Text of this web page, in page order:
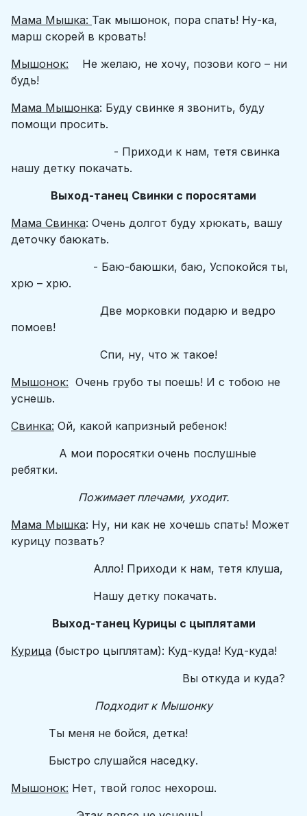
Мама Мышка: Так мышонок, пора спать! Ну-ка,
марш скорей в кровать!
Мышонок: Не желаю, не хочу, позови кого – ни
будь!
Мама Мышонка: Буду свинке я звонить, буду
помощи просить.
- Приходи к нам, тетя свинка
нашу детку покачать.
Выход-танец Свинки с поросятами
Мама Свинка: Очень долгот буду хрюкать, вашу
деточку баюкать.
- Баю-баюшки, баю, Успокойся ты,
хрю – хрю.
Две морковки подарю и ведро
помоев!
Спи, ну, что ж такое!
Мышонок: Очень грубо ты поешь! И с тобою не
уснешь.
Свинка: Ой, какой капризный ребенок!
А мои поросятки очень послушные
ребятки.
Пожимает плечами, уходит.
Мама Мышка: Ну, ни как не хочешь спать! Может
курицу позвать?
Алло! Приходи к нам, тетя клуша,
Нашу детку покачать.
Выход-танец Курицы с цыплятами
Курица (быстро цыплятам): Куд-куда! Куд-куда!
Вы откуда и куда?
Подходит к Мышонку
Ты меня не бойся, детка!
Быстро слушайся наседку.
Мышонок: Нет, твой голос нехорош.